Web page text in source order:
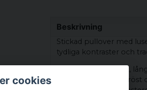
Beskrivning
Stickad pullover med
tydliga kontraster och
Pullovern har en rak,
lusemönster över bröst
cookies